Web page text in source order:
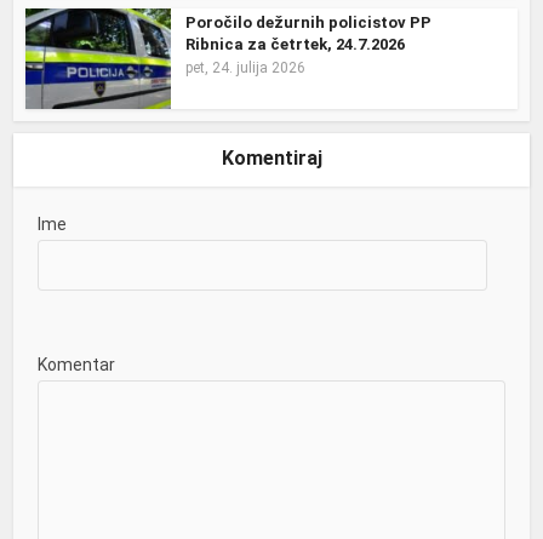
Poročilo dežurnih policistov PP
Ribnica za četrtek, 24.7.2026
pet, 24. julija 2026
Komentiraj
Ime
Komentar